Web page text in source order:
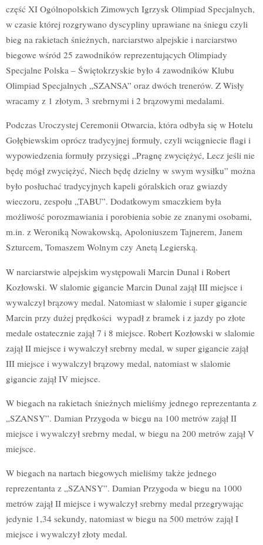
część XI Ogólnopolskich Zimowych Igrzysk Olimpiad Specjalnych,
w czasie której rozgrywano dyscypliny uprawiane na śniegu czyli
bieg na rakietach śnieżnych, narciarstwo alpejskie i narciarstwo
biegowe wśród 25 zawodników reprezentujących Olimpiady
Specjalne Polska – Świętokrzyskie było 4 zawodników Klubu
Olimpiad Specjalnych „SZANSA” oraz dwóch trenerów. Z Wisły
wracamy z 1 złotym, 3 srebrnymi i 2 brązowymi medalami.
Podczas Uroczystej Ceremonii Otwarcia, która odbyła się w Hotelu
Gołębiewskim oprócz tradycyjnej formuły, czyli wciągniecie flagi i
wypowiedzenia formuły przysięgi „Pragnę zwyciężyć, Lecz jeśli nie
będę mógł zwyciężyć, Niech będę dzielny w swym wysiłku” można
było posłuchać tradycyjnych kapeli góralskich oraz gwiazdy
wieczoru, zespołu „TABU”. Dodatkowym smaczkiem była
możliwość porozmawiania i porobienia sobie ze znanymi osobami,
m.in. z Weroniką Nowakowską, Apoloniuszem Tajnerem, Janem
Szturcem, Tomaszem Wolnym czy Anetą Legierską.
W narciarstwie alpejskim występowali Marcin Dunal i Robert
Kozłowski. W slalomie gigancie Marcin Dunal zajął III miejsce i
wywalczył brązowy medal. Natomiast w slalomie i super gigancie
Marcin przy dużej prędkości wypadł z bramek i z jazdy po złote
medale ostatecznie zajął 7 i 8 miejsce. Robert Kozłowski w slalomie
zajął II miejsce i wywalczył srebrny medal, w super gigancie zajął
III miejsce i wywalczył brązowy medal, natomiast w slalomie
gigancie zajął IV miejsce.
W biegach na rakietach śnieżnych mieliśmy jednego reprezentanta z
„SZANSY”. Damian Przygoda w biegu na 100 metrów zajął II
miejsce i wywalczył srebrny medal, w biegu na 200 metrów zajął V
miejsce.
W biegach na nartach biegowych mieliśmy także jednego
reprezentanta z „SZANSY”. Damian Przygoda w biegu na 1000
metrów zajął II miejsce i wywalczył srebrny medal przegrywając
jedynie 1,34 sekundy, natomiast w biegu na 500 metrów zajął I
miejsce i wywalczył złoty medal.